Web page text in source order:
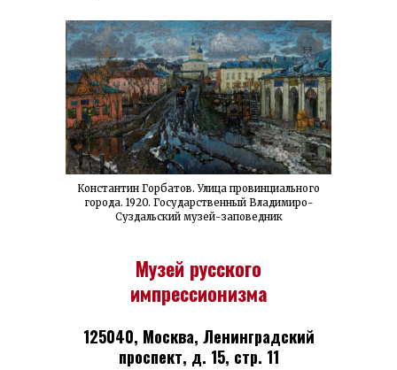
Константин Горбатов. Улица провинциального
города. 1920. Государственный Владимиро-
Суздальский музей-заповедник
Музей русского
импрессионизма
125040, Москва, Ленинградский
проспект, д. 15, стр. 11